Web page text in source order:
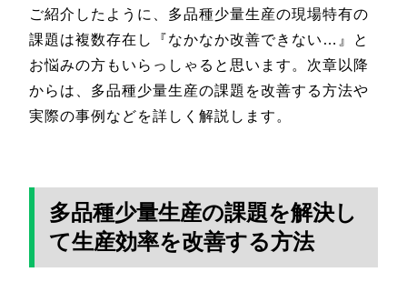
ご紹介したように、多品種少量生産の現場特有の
課題は複数存在し『なかなか改善できない…』と
お悩みの方もいらっしゃると思います。次章以降
からは、多品種少量生産の課題を改善する方法や
実際の事例などを詳しく解説します。
多品種少量生産の課題を解決し
て生産効率を改善する方法